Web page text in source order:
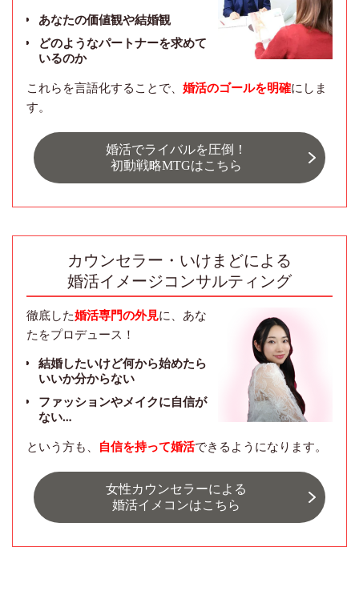
あなたの価値観や結婚観
どのようなパートナーを求めて
いるのか
これらを言語化することで、 婚活のゴールを明確にしま
す。
婚活でライバルを圧倒！
初動戦略MTGはこちら
カウンセラー・いけまどによる
婚活イメージコンサルティング
徹底した婚活専門の外見に、あな
たをプロデュース！
結婚したいけど何から始めたら
いいか分からない
ファッションやメイクに自信が
ない…
という方も、 自信を持って婚活できるようになります。
女性カウンセラーによる
婚活イメコンはこちら